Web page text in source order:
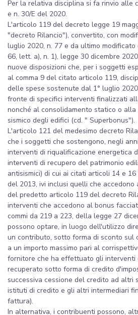
Per la relativa disciplina si fa rinvio alle
e n. 30/E del 2020.
L'articolo 119 del decreto legge 19
"decreto Rilancio"), convertito, con
luglio 2020, n. 77 e da ultimo
66, lett. a), n. 1), legge 30 dicembre
nuove disposizioni che, per i soggetti
al comma 9 del citato articolo 119,
delle spese sostenute dal 1° luglio
fronte di specifici interventi finalizzati
nonché al consolidamento statico o
sismico degli edifici (cd. " Superbonus").
L'articolo 121 del medesimo decreto
che i soggetti che sostengono, negli
interventi di riqualificazione energetica
interventi di recupero del patrimonio
antisismici) di cui ai citati articoli 14 e
del 2013, ivi inclusi quelli che accedono
del predetto articolo 119 del decreto
interventi che accedono al bonus
commi da 219 a 223, della legge 27
possono optare, in luogo dell'utilizzo
un contributo, sotto forma di sconto sul
a un importo massimo pari al
fornitore che ha effettuato gli interventi
recuperato sotto forma di credito
successiva cessione del credito ad altri
istituti di credito e gli altri intermediari
fattura).
In alternativa, i contribuenti possono,